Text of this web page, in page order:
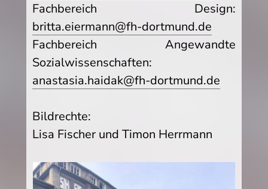
Fachbereich Design:
britta.eiermann@fh-dortmund.de
Fachbereich Angewandte
Sozialwissenschaften:
anastasia.haidak@fh-dortmund.de
Bildrechte:
Lisa Fischer und Timon Herrmann